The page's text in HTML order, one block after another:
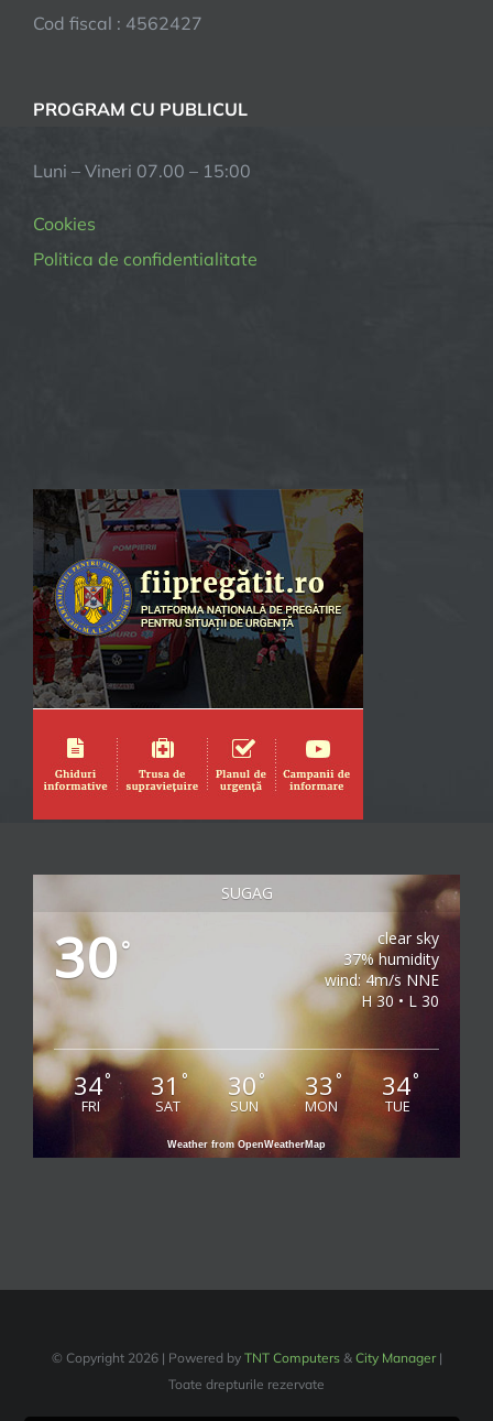
Cod fiscal : 4562427
PROGRAM CU PUBLICUL
Luni – Vineri 07.00 – 15:00
Cookies
Politica de confidentialitate
SUGAG
30°
clear sky
37% humidity
wind: 4m/s NNE
H 30 • L 30
34°
FRI
31°
SAT
30°
SUN
33°
MON
34°
TUE
Weather from OpenWeatherMap
© Copyright 2026 | Powered by TNT Computers& City Manager|
Toate drepturile rezervate